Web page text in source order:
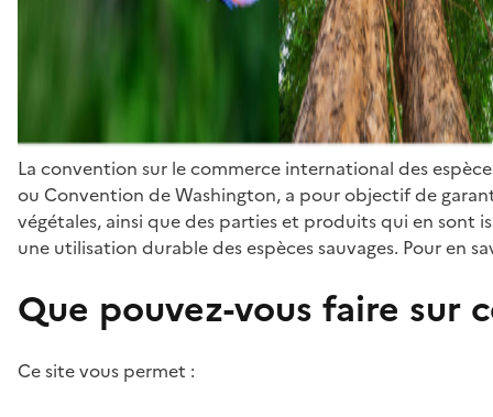
La convention sur le commerce international des
ou Convention de Washington, a pour objectif de
végétales, ainsi que des parties et produits qui en sont
une utilisation durable des espèces sauvages. Pour en
Que pouvez-vous faire sur
Ce site vous permet :